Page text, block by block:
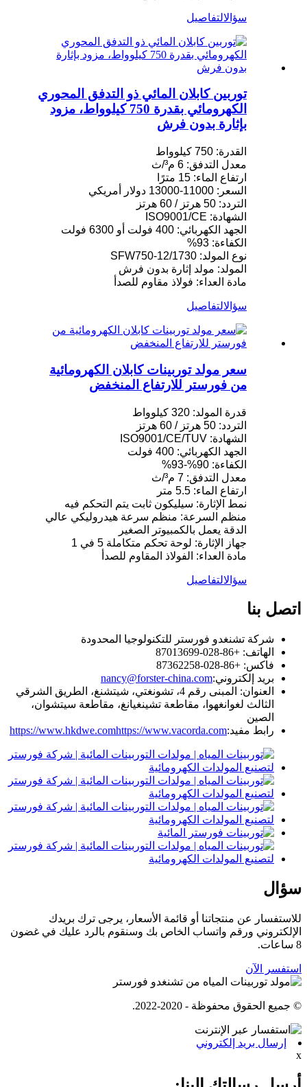
سؤالالتفاصيل
توربين كابلان المائي ذو التدفق المحوري
الكهرومائي بقدرة 750 كيلوواط، مزود
بإثارة بدون فرش
القدرة: 750 كيلوواط
معدل التدفق: 6 م³/ث
ارتفاع الماء: 15 مترًا
السعر: 11000-13000 دولار أمريكي
التردد: 50 هرتز / 60 هرتز
الشهادة: ISO9001/CE
الجهد الكهربائي: 400 فولت أو 6300 فولت
الكفاءة: 93%
نوع المولد: SFW750-12/1730
المولد: مولد إثارة بدون فرش
مادة العداء: فولاذ مقاوم للصدأ
سؤالالتفاصيل
سعر مولد توربينات كابلان الكهرومائية
من فورستر للارتفاع المنخفض
قدرة المولد: 320 كيلوواط
التردد: 50 هرتز / 60 هرتز
الشهادة: ISO9001/CE/TUV
الجهد الكهربائي: 400 فولت
الكفاءة: 90%-93%
معدل التدفق: 7 م³/ث
ارتفاع الماء: 5.5 متر
نمط الإثارة: سيليكون ثابت يتم التحكم فيه
منظم السرعة: منظم سرعة هيدروليكي عالي
الدقة يعمل بالكمبيوتر الصغير
جهاز الإثارة: لوحة تحكم متكاملة 5 في 1
مادة العداء: الفولاذ المقاوم للصدأ
سؤالالتفاصيل
اتصل بنا
شركة تشنغدو فورستر للتكنولوجيا المحدودة
الهاتف: +86-028-87013699
فاكس: +86-028-87362258
بريد إلكتروني:nancy@forster-china.com
العنوان: المبنى رقم 4، تشونغتي، شيتشنغ، الطريق الشرقي
الثالث لغوانغهوا، مقاطعة تشينغيانغ، مقاطعة سيتشوان،
الصين
رابط مفيد:
https://www.hkdwe.comhttps://www.vacorda.com
سؤال
للاستفسار عن منتجاتنا أو قائمة الأسعار، يرجى ترك بريدك
الإلكتروني ورقم واتساب الخاص بك وسنقوم بالرد عليك في غضون
8 ساعات.
استفسر الآن
© جميع الحقوق محفوظة - 2020-2022.
إرسال بريد إلكتروني
x